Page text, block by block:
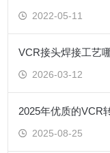
2022-05-11
VCR接头焊接工艺
2026-03-12
2025年优质的VCR
2025-08-25